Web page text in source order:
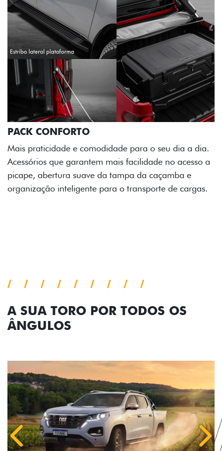
PACK OFF-ROAD
Prepare sua picape para qualquer desafio. O Pack
off-road combina engate de reboque para até 3,5
toneladas, alargadores de para-lamas e overbumper,
oferecendo mais capacidade de reboque, proteção